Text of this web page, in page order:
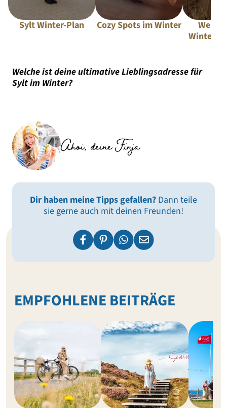
Sylt Winter-Plan Cozy Spots im Winter
Welche ist deine ultimative Lieblingsadresse für
Sylt im Winter?
Ahoi, deine Finja
Dir haben meine Tipps gefallen? Dann teile
sie gerne auch mit deinen Freunden!
EMPFOHLENE BEITRÄGE